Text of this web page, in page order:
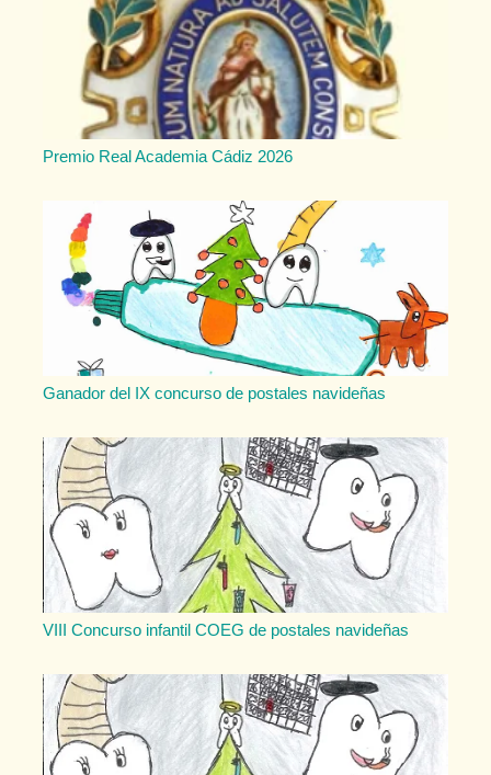
Premio Real Academia Cádiz 2026
Ganador del IX concurso de postales navideñas
VIII Concurso infantil COEG de postales navideñas